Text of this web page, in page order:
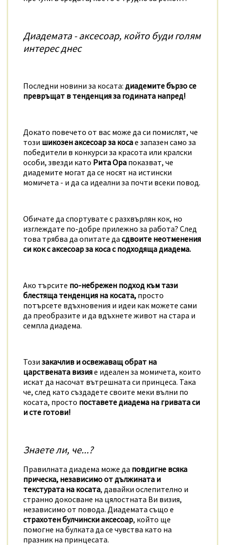
Диадемата - аксесоар, който буди голям
интерес днес
Последни новини за косата: диадемите бързо се
превръщат в тенденция за годината напред!
Докато повечето от вас може да си помислят, че
този шикозен аксесоар за косае запазен само за
победители в конкурси за красота или кралски
особи, звезди като Рита Ора показват, че
диадемите могат да се носят на истински
момичета - и да са идеални за почти всеки повод.
Обичате да спортувате с разхвърлян кок, но
изглеждате по-добре прилежно за работа? След
това трябва да опитате да сдвоите неотменения
си кок с аксесоар за коса с подходяща диадема.
Ако търсите по-небрежен подход към тази
блестяща тенденция на косата, просто
потърсете вдъхновения и идеи как можете сами
да преобразите и да вдъхнете живот на стара и
семпла диадема.
Този закачлив и освежаващ обрат на
царствената визияе идеален за момичета, които
искат да насочат вътрешната си принцеса. Така
че, след като създадете своите меки вълни по
косата, просто поставете диадема на гривата си
и сте готови!
Знаете ли, че...?
Правилната диадема може да повдигне всяка
прическа, независимо от дължината и
текстурата на косата, давайки ослепително и
странно докосване на цялостната Ви визия,
независимо от повода. Диадемата също е
страхотен булчински аксесоар, който ще
помогне на булката да се чувства като на
празник на принцесата.